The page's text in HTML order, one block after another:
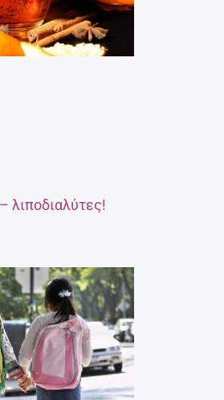
λιποδιαλύτες!